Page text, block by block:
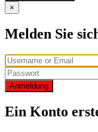
×
Melden Sie
Anmeldung
Ein Konto